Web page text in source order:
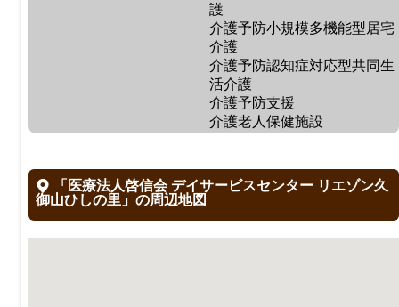
護
介護予防小規模多機能型居宅
介護
介護予防認知症対応型共同生
活介護
介護予防支援
介護老人保健施設
「医療法人啓信会 デイサービスセンター リエゾン久
御山ひしの里」の周辺地図